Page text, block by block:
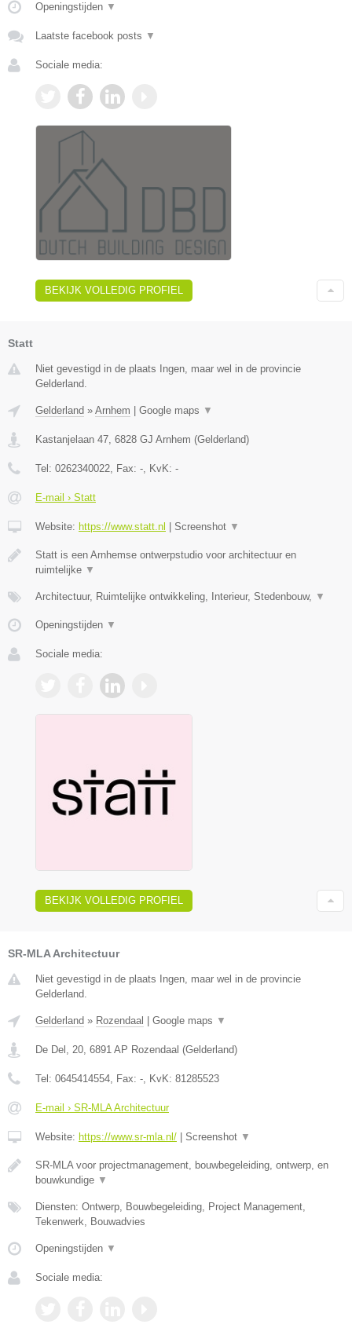
Openingstijden ▼
Laatste facebook posts ▼
Sociale media:
BEKIJK VOLLEDIG PROFIEL
Statt
Niet gevestigd in de plaats Ingen, maar wel in de provincie
Gelderland.
Gelderland » Arnhem Google maps ▼
Kastanjelaan 47, 6828 GJ Arnhem (Gelderland)
Tel: 0262340022, Fax: -, KvK: -
E-mail › Statt
Website: https://www.statt.nl Screenshot ▼
Statt is een Arnhemse ontwerpstudio voor architectuur en
ruimtelijke ▼
Architectuur, Ruimtelijke ontwikkeling, Interieur, Stedenbouw, ▼
Openingstijden ▼
Sociale media:
BEKIJK VOLLEDIG PROFIEL
SR-MLA Architectuur
Niet gevestigd in de plaats Ingen, maar wel in de provincie
Gelderland.
Gelderland » Rozendaal Google maps ▼
De Del, 20, 6891 AP Rozendaal (Gelderland)
Tel: 0645414554, Fax: -, KvK: 81285523
E-mail › SR-MLA Architectuur
Website: https://www.sr-mla.nl/ Screenshot ▼
SR-MLA voor projectmanagement, bouwbegeleiding, ontwerp, en
bouwkundige ▼
Diensten: Ontwerp, Bouwbegeleiding, Project Management,
Tekenwerk, Bouwadvies
Openingstijden ▼
Sociale media: